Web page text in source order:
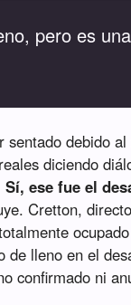
pero es
sentado debido
diciendo
Sí, ese fue el
Cretton,
de lleno en el
confirmado ni